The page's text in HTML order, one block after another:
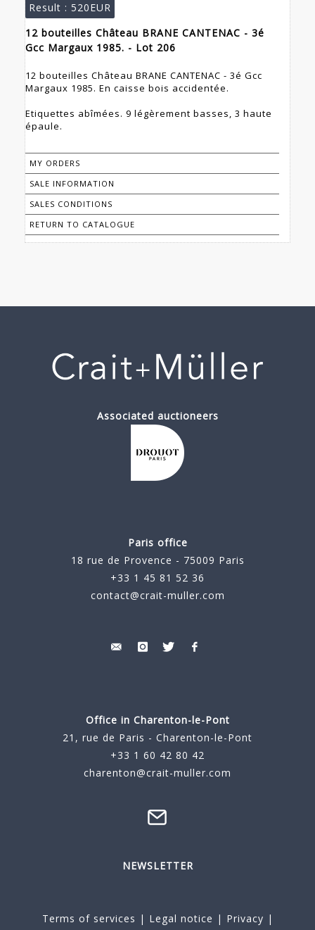
Result : 520EUR
12 bouteilles Château BRANE CANTENAC - 3é
Gcc Margaux 1985. - Lot 206
12 bouteilles Château BRANE CANTENAC - 3é Gcc
Margaux 1985. En caisse bois accidentée.
Etiquettes abîmées. 9 légèrement basses, 3 haute
épaule.
MY ORDERS
SALE INFORMATION
SALES CONDITIONS
RETURN TO CATALOGUE
Associated auctioneers
Paris office
18 rue de Provence - 75009 Paris
+33 1 45 81 52 36
contact@crait-muller.com
Office in Charenton-le-Pont
21, rue de Paris - Charenton-le-Pont
+33 1 60 42 80 42
charenton@crait-muller.com
NEWSLETTER
Terms of services | Legal notice | Privacy |